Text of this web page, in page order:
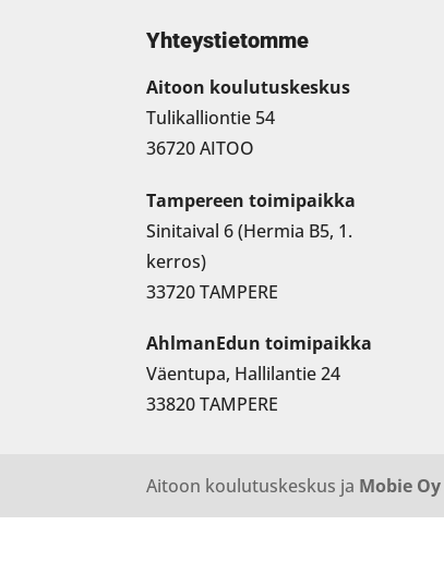
Yhteystietomme
Aitoon koulutuskeskus
Tulikalliontie 54
36720 AITOO
Tampereen toimipaikka
Sinitaival 6 (Hermia B5, 1.
kerros)
33720 TAMPERE
AhlmanEdun toimipaikka
Väentupa, Hallilantie 24
33820 TAMPERE
Aitoon koulutuskeskus ja Mobie Oy